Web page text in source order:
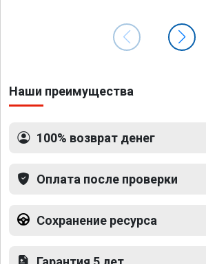
Наши преимущества
100% возврат денег
Оплата после проверки
Сохранение ресурса